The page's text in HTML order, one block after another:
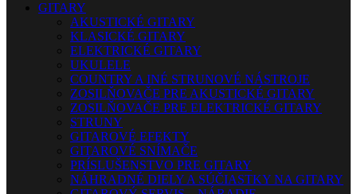
GITARY
AKUSTICKÉ GITARY
KLASICKÉ GITARY
ELEKTRICKÉ GITARY
UKULELE
COUNTRY A INÉ STRUNOVÉ NÁSTROJE
ZOSILŇOVAČE PRE AKUSTICKÉ GITARY
ZOSILŇOVAČE PRE ELEKTRICKÉ GITARY
STRUNY
GITAROVÉ EFEKTY
GITAROVÉ SNÍMAČE
PRÍSLUŠENSTVO PRE GITARY
NÁHRADNÉ DIELY A SÚČIASTKY NA GITARY